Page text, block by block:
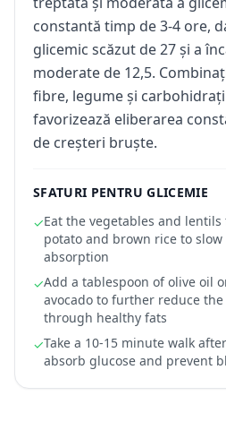
constantă timp de 3-4 ore,
glicemic scăzut de 27 și a
moderate de 12,5.
fibre, legume și
favorizează eliberarea
de creșteri bruște.
SFATURI PENTRU GLICEMIE
✓Eat the vegetables and
potato and brown rice to
absorption
✓Add a tablespoon of olive oil
avocado to further reduce
through healthy fats
✓Take a 10-15 minute walk
absorb glucose and prevent